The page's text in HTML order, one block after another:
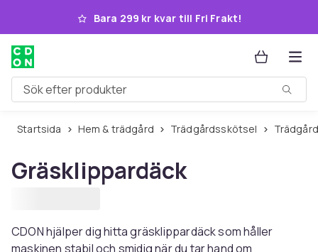
Hoppa till huvudinnehållet
Bara 299 kr kvar till Fri Frakt!
Sök efter produkter
Startsida Hem & trädgård Trädgårdsskötsel
Gräsklippardäck
CDON hjälper dig hitta gräsklippardäck som håller
maskinen stabil och smidig när du tar hand om